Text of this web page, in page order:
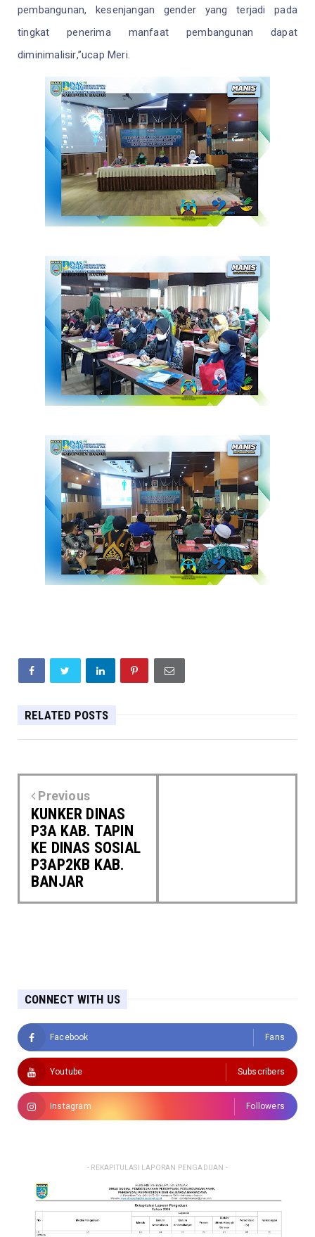
pembangunan, kesenjangan gender yang terjadi pada
tingkat penerima manfaat pembangunan dapat
diminimalisir,”ucap Meri.
RELATED POSTS
Previous
KUNKER DINAS
P3A KAB. TAPIN
KE DINAS SOSIAL
P3AP2KB KAB.
BANJAR
CONNECT WITH US
Facebook Fans
Youtube Subscribers
Instagram Followers
- REKAPITULASI LAPORAN PENGADUAN -